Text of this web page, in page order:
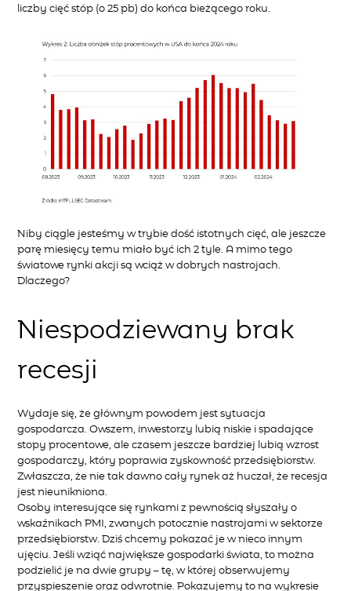
liczby cięć stóp (o 25 pb) do końca bieżącego roku.
Niby ciągle jesteśmy w trybie dość istotnych cięć, ale jeszcze
parę miesięcy temu miało być ich 2´ tyle. A mimo tego
światowe rynki akcji są wciąż w dobrych nastrojach.
Dlaczego?
Niespodziewany brak
recesji
Wydaje się, że głównym powodem jest sytuacja
gospodarcza. Owszem, inwestorzy lubią niskie i spadające
stopy procentowe, ale czasem jeszcze bardziej lubią wzrost
gospodarczy, który poprawia zyskowność przedsiębiorstw.
Zwłaszcza, że nie tak dawno cały rynek aż huczał, że recesja
jest nieunikniona.
Osoby interesujące się rynkami z pewnością słyszały o
wskaźnikach PMI, zwanych potocznie nastrojami w sektorze
przedsiębiorstw. Dziś chcemy pokazać je w nieco innym
ujęciu. Jeśli wziąć największe gospodarki świata, to można
podzielić je na dwie grupy – tę, w której obserwujemy
przyspieszenie oraz odwrotnie. Pokazujemy to na wykresie